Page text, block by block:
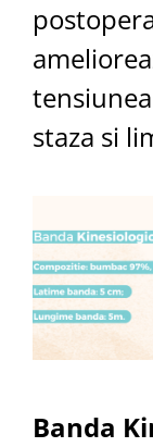
staza si
Banda